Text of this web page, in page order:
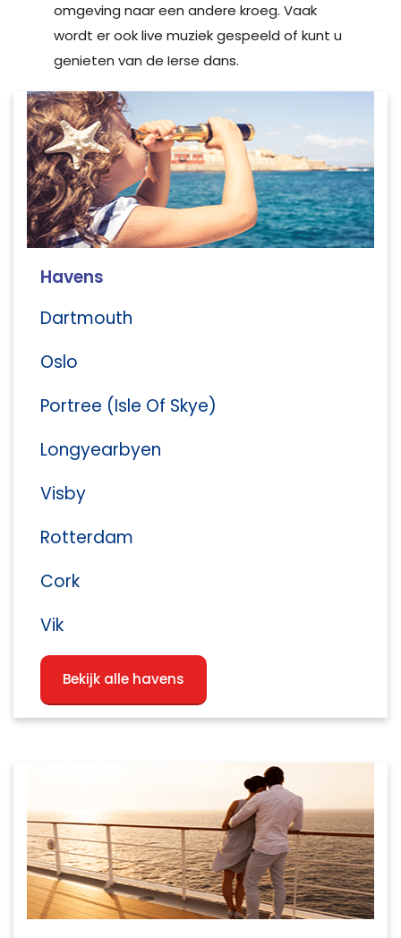
omgeving naar een andere kroeg. Vaak
wordt er ook live muziek gespeeld of kunt u
genieten van de Ierse dans.
Havens
Dartmouth
Oslo
Portree (Isle Of Skye)
Longyearbyen
Visby
Rotterdam
Cork
Vik
Bekijk alle havens